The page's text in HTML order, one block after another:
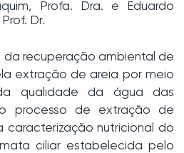
Profa. Dra. e Eduardo
Dr.
recuperação ambiental de
extração de areia por meio
qualidade da água das
processo de extração de
caracterização nutricional do
ciliar estabelecida pelo